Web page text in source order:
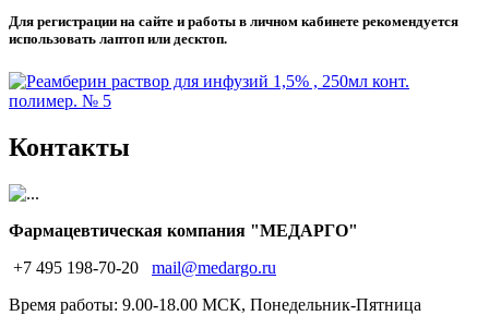
Для регистрации на сайте и работы в личном кабинете рекомендуется
использовать лаптоп или десктоп.
Контакты
Фармацевтическая компания "МЕДАРГО"
+7 495 198-70-20
mail@medargo.ru
Время работы: 9.00-18.00 МСК, Понедельник-Пятница